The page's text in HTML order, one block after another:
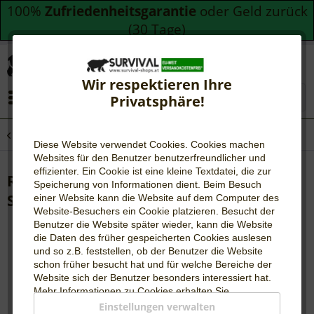
100% Zufriedenheitsgarantie oder Geld zurück
(30 Tage)
Wir respektieren Ihre
Privatsphäre!
Diese Website verwendet Cookies. Cookies machen
Websites für den Benutzer benutzerfreundlicher und
effizienter. Ein Cookie ist eine kleine Textdatei, die zur
Speicherung von Informationen dient. Beim Besuch
einer Website kann die Website auf dem Computer des
Website-Besuchers ein Cookie platzieren. Besucht der
Benutzer die Website später wieder, kann die Website
die Daten des früher gespeicherten Cookies auslesen
und so z.B. feststellen, ob der Benutzer die Website
schon früher besucht hat und für welche Bereiche der
Website sich der Benutzer besonders interessiert hat.
Mehr Informationen zu Cookies erhalten Sie
WIKIPEDIA.
Einstellungen verwalten
Roggenmischbrot | 12 Dosen | READY-2-
SURVIVE